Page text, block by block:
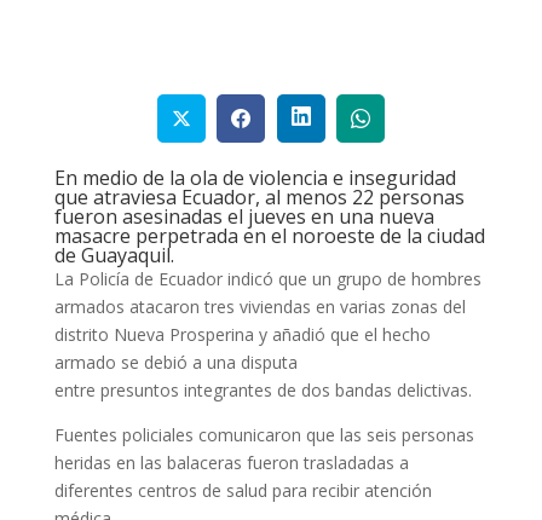
En medio de la ola de violencia e inseguridad
que atraviesa Ecuador, al menos 22 personas
fueron asesinadas el jueves en una nueva
masacre perpetrada en el noroeste de la ciudad
de Guayaquil.
La Policía de Ecuador indicó que un grupo de hombres
armados atacaron tres viviendas en varias zonas del
distrito Nueva Prosperina y añadió que el hecho
armado se debió a una disputa
entre presuntos integrantes de dos bandas delictivas.
Fuentes policiales comunicaron que las seis personas
heridas en las balaceras fueron trasladadas a
diferentes centros de salud para recibir atención